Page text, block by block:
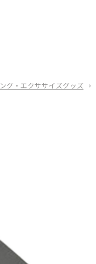
グ・エクササイズグッズ